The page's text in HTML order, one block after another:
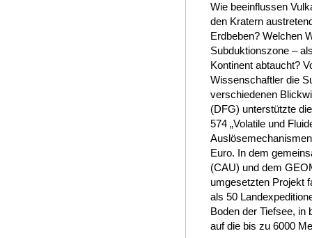
Wie beeinflussen
den Kratern
Erdbeben? Welchen
Subduktionszone –
Kontinent abtaucht?
Wissenschaftler die
verschiedenen
(DFG) unterstützte
574 „Volatile und
Euro. In dem
(CAU) und dem
umgesetzten Projekt
als 50
Boden der Tiefsee, in
auf die bis zu 6000